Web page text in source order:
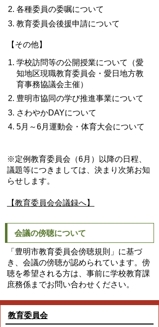
各種委員の委嘱について
教育委員会後援申請について
【その他】
学校訪問等の公開授業について（愛
知地区現職教育委員会・愛日地方教
育事務協議会主催）
豊明市協同の学び推進事業について
さわやかDAYについて
5月～6月運動会・体育大会について
※定例教育委員会（6月）以降の日程、
議題等につきましては、決まり次第お知
らせします。
【教育委員会会議録へ】
会議の傍聴について
「豊明市教育委員会傍聴規則」に基づ
き、会議の傍聴が認められています。傍
聴を希望される方は、事前に学校教育課
庶務係までお問い合わせください。
教育委員会